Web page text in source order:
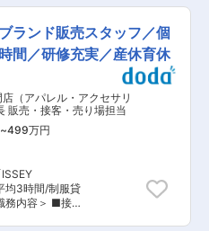
の魅
、施策成果を
を持って取り
両立に関われ
性を担う存在
まったやり方
じてモール運
にはデジタル
関心を高め、
いただくことで
ってお客様に普
デザインの意
ト提案によっ
■自店舗に合
に合った商品を
マネージャーに
トや販売計
るか店舗スタ
販売計画の立
に販売するか
「誰に・何
で、戦略を立
ーディネート
析・タイプ別に
ランド販売スタッフ／個
間／研修充実／産休育休
（アパレル・アクセサリ
販売・接客・売り場担当
~499万円
均3時間/制服貸
務内容＞ ■接